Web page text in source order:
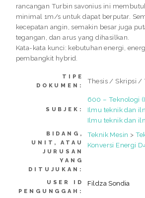
rancangan Turbin savonius ini
minimal 1m/s untuk dapat berputar.
kecepatan angin, semakin besar juga
tegangan, dan arus yang dihasilkan.
Kata-kata kunci: kebutuhan energi,
pembangkit hybrid.
TIPE
DOKUMEN:
Thesis / Skripsi /
SUBJEK:
600 – Teknologi
Ilmu teknik dan
Ilmu teknik dan
BIDANG,
UNIT, ATAU
JURUSAN
YANG
DITUJUKAN:
Teknik Mesin >
Konversi Energi
USER ID
PENGUNGGAH:
Fildza Sondia